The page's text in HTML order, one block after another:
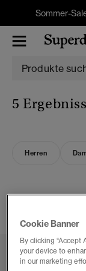
Sommer-
5
Herren
Cookie Banner
By clicking “Accept
your device to
in our marketing